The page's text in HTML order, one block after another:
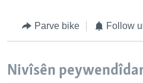
Parve bike Follow
Nivîsên